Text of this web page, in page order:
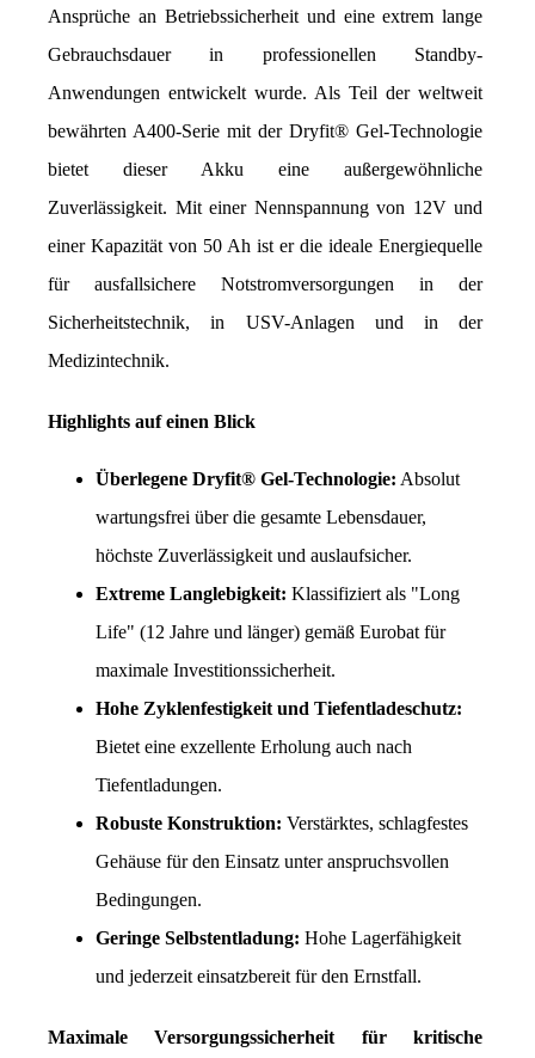
Ansprüche an Betriebssicherheit und eine extrem lange
Gebrauchsdauer in professionellen Standby-
Anwendungen entwickelt wurde. Als Teil der weltweit
bewährten A400-Serie mit der Dryfit® Gel-Technologie
bietet dieser Akku eine außergewöhnliche
Zuverlässigkeit. Mit einer Nennspannung von 12V und
einer Kapazität von 50 Ah ist er die ideale Energiequelle
für ausfallsichere Notstromversorgungen in der
Sicherheitstechnik, in USV-Anlagen und in der
Medizintechnik.
Highlights auf einen Blick
Überlegene Dryfit® Gel-Technologie: Absolut
wartungsfrei über die gesamte Lebensdauer,
höchste Zuverlässigkeit und auslaufsicher.
Extreme Langlebigkeit: Klassifiziert als "Long
Life" (12 Jahre und länger) gemäß Eurobat für
maximale Investitionssicherheit.
Hohe Zyklenfestigkeit und Tiefentladeschutz:
Bietet eine exzellente Erholung auch nach
Tiefentladungen.
Robuste Konstruktion: Verstärktes, schlagfestes
Gehäuse für den Einsatz unter anspruchsvollen
Bedingungen.
Geringe Selbstentladung: Hohe Lagerfähigkeit
und jederzeit einsatzbereit für den Ernstfall.
Maximale Versorgungssicherheit für kritische